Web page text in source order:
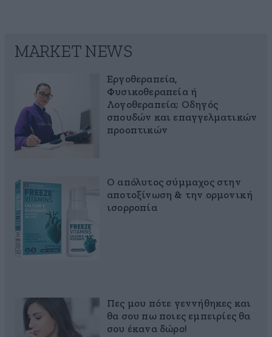
MARKET NEWS
Εργοθεραπεία,
Φυσικοθεραπεία ή
Λογοθεραπεία; Οδηγός
σπουδών και επαγγελματικών
προοπτικών
Ο απόλυτος σύμμαχος στην
αποτοξίνωση & την ορμονική
ισορροπία
Πες μου πότε γεννήθηκες και
θα σου πω ποιες εμπειρίες θα
σου έκανα δώρο!